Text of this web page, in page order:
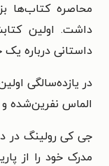
محاصره کتاب‌ها
داستانی درباره
در یازده‌سالگی
الماس نفرین‌شده و
جی کی رولینگ در
مدرک خود را از